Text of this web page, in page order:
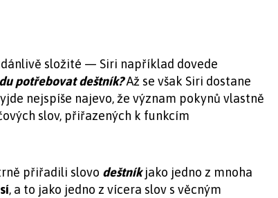
složité — Siri například dovede
potřebovat deštník?Až se však Siri dostane
nejspíše najevo, že význam pokynů vlastně
slov, přiřazených k funkcím
přiřadili slovo deštníkjako jedno z mnoha
, a to jako jedno z vícera slov s věcným